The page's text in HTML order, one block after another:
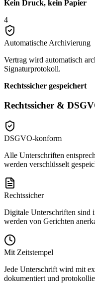
Kein Druck, kein Papier
4
Automatische Archivierung
Vertrag wird automatisch
Signaturprotokoll.
Rechtssicher gespeichert
Rechtssicher &
DSGVO-konform
Alle Unterschriften
werden verschlüsselt
Rechtssicher
Digitale Unterschriften sind
werden von Gerichten
Mit Zeitstempel
Jede Unterschrift wird mit
dokumentiert und